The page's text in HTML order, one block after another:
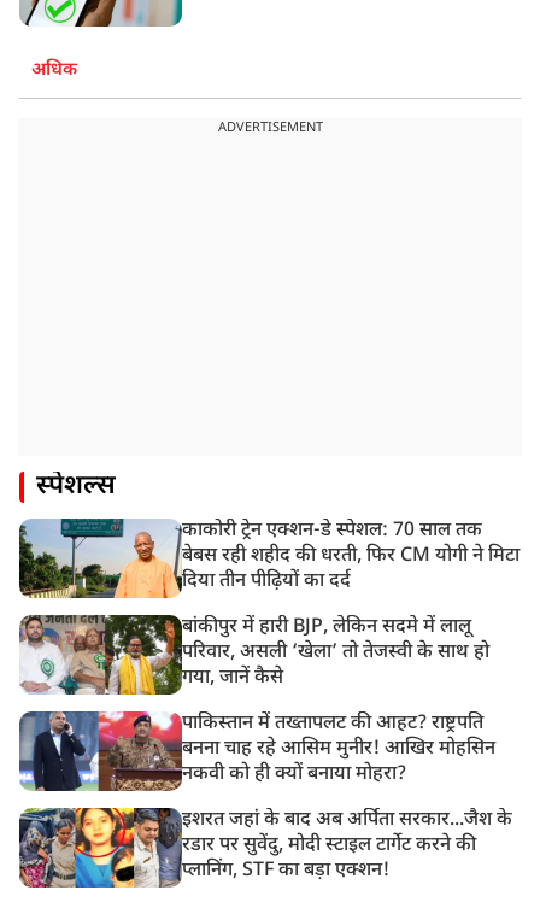
अधिक
ADVERTISEMENT
स्पेशल्स
काकोरी ट्रेन एक्शन-डे स्पेशल: 70 साल तक
बेबस रही शहीद की धरती, फिर CM योगी ने मिटा
दिया तीन पीढ़ियों का दर्द
बांकीपुर में हारी BJP, लेकिन सदमे में लालू
परिवार, असली ‘खेला’ तो तेजस्वी के साथ हो
गया, जानें कैसे
पाकिस्तान में तख्तापलट की आहट? राष्ट्रपति
बनना चाह रहे आसिम मुनीर! आखिर मोहसिन
नकवी को ही क्यों बनाया मोहरा?
इशरत जहां के बाद अब अर्पिता सरकार...जैश के
रडार पर सुवेंदु, मोदी स्टाइल टार्गेट करने की
प्लानिंग, STF का बड़ा एक्शन!